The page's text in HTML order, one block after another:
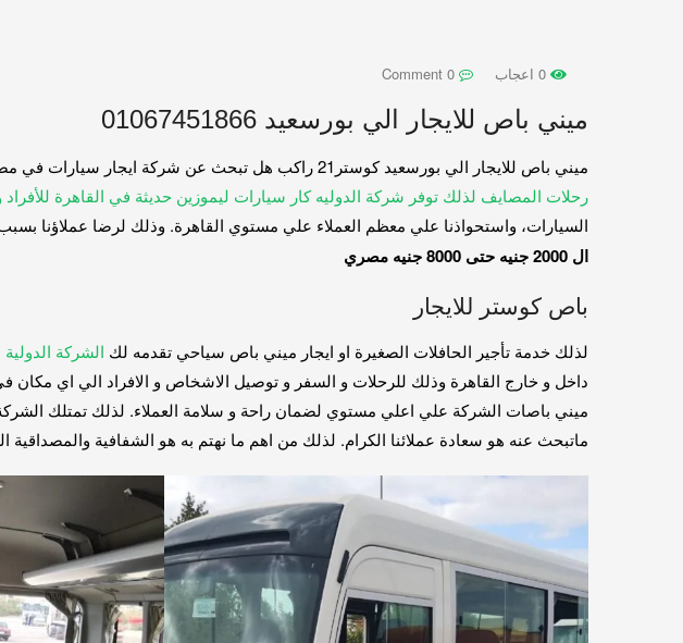
ميني باص للايجار الي بورسعيد 01067451866
ميني باص للايجار الي بورسعيد كوستر21 راكب هل تبحث عن شركة ايجار سيارات في مصر؟اذا وصلت الي هنا فأنت الان مع افضل مكتب تأجير سيارات في ال
رحلات المصايف لذلك توفر شركة الدوليه كار سيارات ليموزين حديثة في القاهرة للأفراد
السيارات، واستحواذنا علي معظم العملاء علي مستوي القاهرة. وذلك لرضا عملاؤنا
ال 2000 جنيه حتى 8000 جنيه مصري
باص كوستر للايجار
لذلك خدمة تأجير الحافلات الصغيرة او ايجار ميني باص سياحي تقدمه لك الشركة
داخل و خارج القاهرة وذلك للرحلات و السفر و توصيل الاشخاص و الافراد الي اي مكان
ميني باصات الشركة علي اعلي مستوي لضمان راحة و سلامة العملاء. لذلك تمتلك
ماتبحث عنه هو سعادة عملائنا الكرام. لذلك من اهم ما نهتم به هو الشفافية والمصداقية